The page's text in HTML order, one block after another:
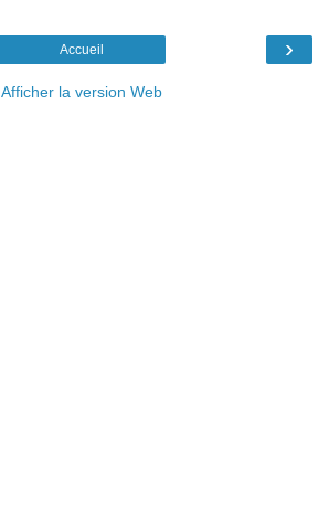
›
Accueil
Afficher la version Web